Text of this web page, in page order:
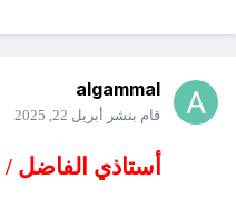
algammal
قام بنشر أبريل 22, 2025
أستاذي الفاضل /